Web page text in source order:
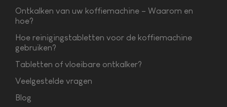
Ontkalken van uw koffiemachine – Waarom en
hoe?
Hoe reinigingstabletten voor de koffiemachine
gebruiken?
Tabletten of vloeibare ontkalker?
Veelgestelde vragen
Blog